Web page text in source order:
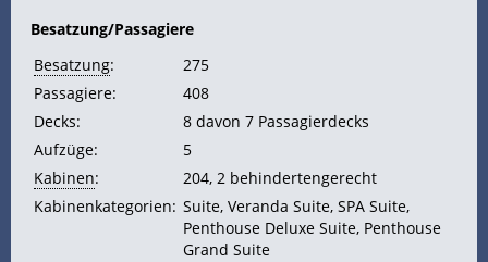
Besatzung/Passagiere
Besatzung:
275
Passagiere:
408
Decks:
8 davon 7 Passagierdecks
Aufzüge:
5
Kabinen:
204, 2 behindertengerecht
Kabinenkategorien: Suite, Veranda Suite, SPA Suite,
Penthouse Deluxe Suite, Penthouse
Grand Suite